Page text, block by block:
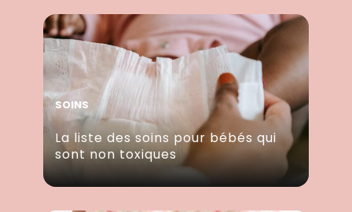
SOINS
La liste des soins pour bébés qui
sont non toxiques